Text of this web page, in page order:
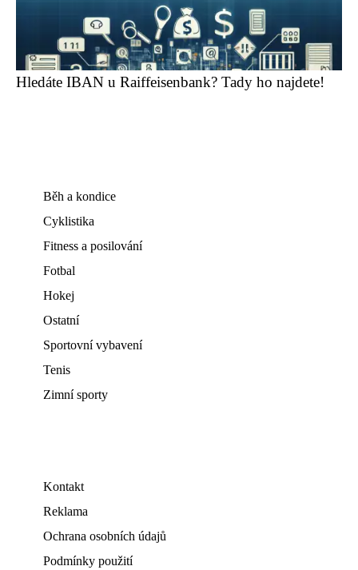
Hledáte IBAN u Raiffeisenbank? Tady ho najdete!
Běh a kondice
Cyklistika
Fitness a posilování
Fotbal
Hokej
Ostatní
Sportovní vybavení
Tenis
Zimní sporty
Kontakt
Reklama
Ochrana osobních údajů
Podmínky použití